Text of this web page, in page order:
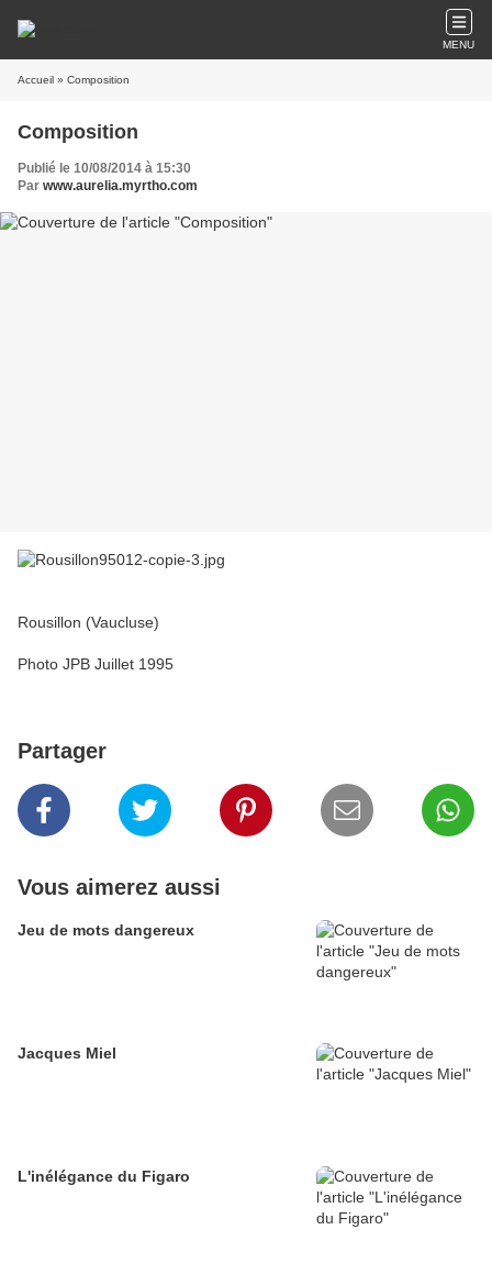
MENU
Accueil » Composition
Composition
Publié le 10/08/2014 à 15:30
Par www.aurelia.myrtho.com
Rousillon (Vaucluse)
Photo JPB Juillet 1995
Partager
Vous aimerez aussi
Jeu de mots dangereux
Jacques Miel
L'inélégance du Figaro